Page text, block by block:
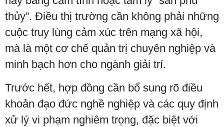
thủy”. Điều thị trường cần không phải những
cuộc truy lùng cảm xúc trên mạng xã hội,
mà là một cơ chế quản trị chuyên nghiệp và
minh bạch hơn cho ngành giải trí.
Trước hết, hợp đồng cần bổ sung rõ điều
khoản đạo đức nghề nghiệp và các quy định
xử lý vi phạm nghiêm trọng, đặc biệt với